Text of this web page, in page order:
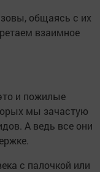
общаясь с их
взаимное
и пожилые
мы зачастую
А ведь все они
с палочкой или